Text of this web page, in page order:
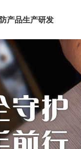
产品生产研发